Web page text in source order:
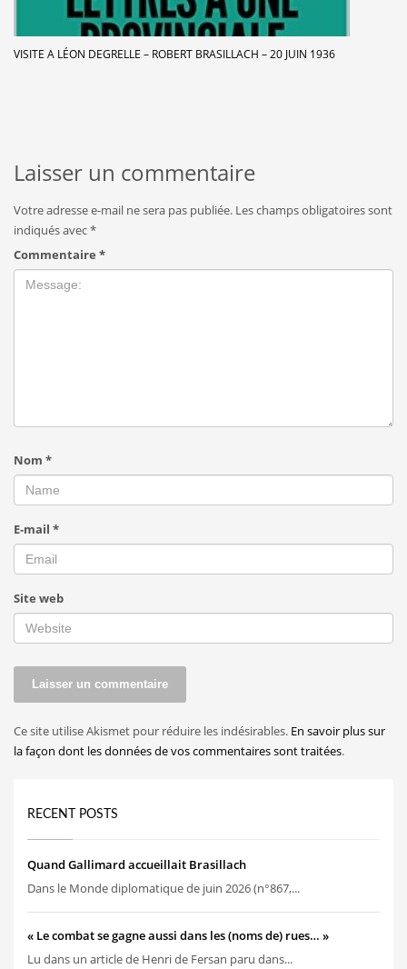
VISITE A LÉON DEGRELLE – ROBERT BRASILLACH – 20 JUIN 1936
Laisser un commentaire
Votre adresse e-mail ne sera pas publiée. Les champs obligatoires sont
indiqués avec*
Commentaire *
Nom *
E-mail *
Site web
Ce site utilise Akismet pour réduire les indésirables. En savoir plus sur
la façon dont les données de vos commentaires sont traitées.
RECENT POSTS
Quand Gallimard accueillait Brasillach
Dans le Monde diplomatique de juin 2026 (n°867,...
« Le combat se gagne aussi dans les (noms de) rues… »
Lu dans un article de Henri de Fersan paru dans...